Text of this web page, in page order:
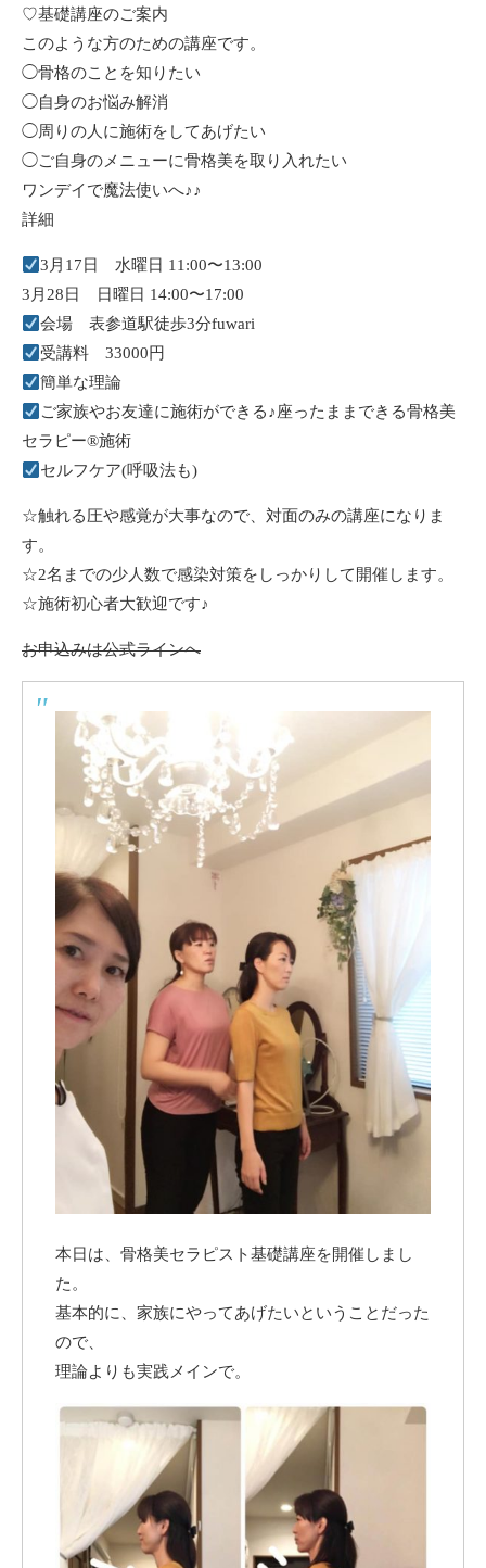
♡基礎講座のご案内
このような方のための講座です。
◯骨格のことを知りたい
◯自身のお悩み解消
◯周りの人に施術をしてあげたい
◯ご自身のメニューに骨格美を取り入れたい
ワンデイで魔法使いへ♪♪
詳細
3月17日 水曜日 11:00〜13:00
3月28日 日曜日 14:00〜17:00
会場 表参道駅徒歩3分fuwari
受講料 33000円
簡単な理論
ご家族やお友達に施術ができる♪座ったままできる骨格美
セラピー®︎施術
セルフケア(呼吸法も)
☆触れる圧や感覚が大事なので、対面のみの講座になりま
す。
☆2名までの少人数で感染対策をしっかりして開催します。
☆施術初心者大歓迎です♪
お申込みは公式ラインへ
本日は、骨格美セラピスト基礎講座を開催しまし
た。
基本的に、家族にやってあげたいということだった
ので、
理論よりも実践メインで。